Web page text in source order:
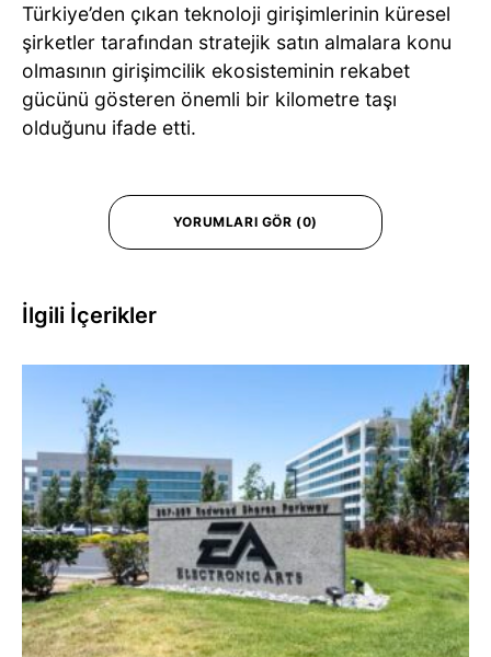
Türkiye’den çıkan teknoloji girişimlerinin küresel
şirketler tarafından stratejik satın almalara konu
olmasının girişimcilik ekosisteminin rekabet
gücünü gösteren önemli bir kilometre taşı
olduğunu ifade etti.
YORUMLARI GÖR (0)
İlgili İçerikler